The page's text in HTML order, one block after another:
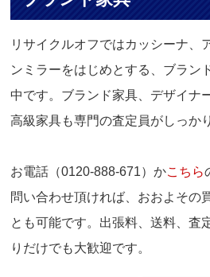
リサイクルオフではカッシーナ、
ンミラーをはじめとする、ブラン
中です。ブランド家具、デザイナ
高級家具も専門の査定員がしっか
お電話（0120-888-671）かこちら
問い合わせ頂ければ、おおよその
とも可能です。出張料、送料、査
りだけでも大歓迎です。